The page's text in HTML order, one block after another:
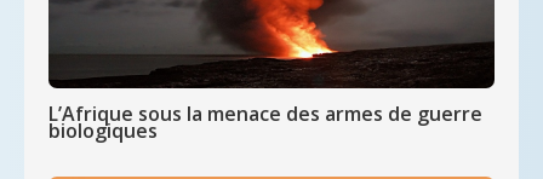
L’Afrique sous la menace des armes de guerre
biologiques